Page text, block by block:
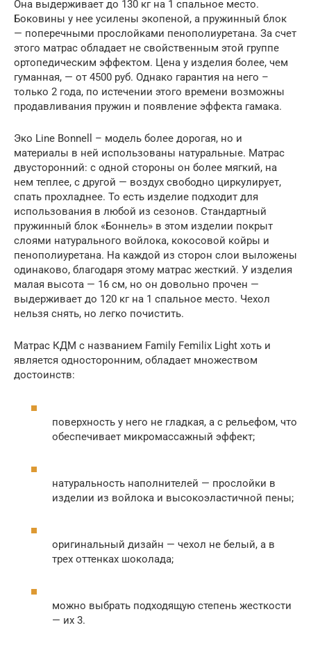
Она выдерживает до 130 кг на 1 спальное место.
Боковины у нее усилены экопеной, а пружинный блок
— поперечными прослойками пенополиуретана. За счет
этого матрас обладает не свойственным этой группе
ортопедическим эффектом. Цена у изделия более, чем
гуманная, — от 4500 руб. Однако гарантия на него –
только 2 года, по истечении этого времени возможны
продавливания пружин и появление эффекта гамака.
Эко Line Bonnell – модель более дорогая, но и
материалы в ней использованы натуральные. Матрас
двусторонний: с одной стороны он более мягкий, на
нем теплее, с другой — воздух свободно циркулирует,
спать прохладнее. То есть изделие подходит для
использования в любой из сезонов. Стандартный
пружинный блок «Боннель» в этом изделии покрыт
слоями натурального войлока, кокосовой койры и
пенополиуретана. На каждой из сторон слои выложены
одинаково, благодаря этому матрас жесткий. У изделия
малая высота — 16 см, но он довольно прочен —
выдерживает до 120 кг на 1 спальное место. Чехол
нельзя снять, но легко почистить.
Матрас КДМ с названием Family Femilix Light хоть и
является односторонним, обладает множеством
достоинств:
поверхность у него не гладкая, а с рельефом, что
обеспечивает микромассажный эффект;
натуральность наполнителей — прослойки в
изделии из войлока и высокоэластичной пены;
оригинальный дизайн — чехол не белый, а в
трех оттенках шоколада;
можно выбрать подходящую степень жесткости
— их 3.